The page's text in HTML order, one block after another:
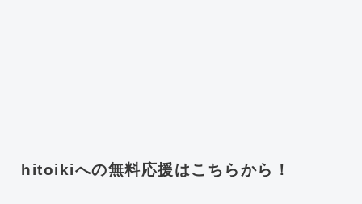
hitoikiへの無料応援はこちらから！